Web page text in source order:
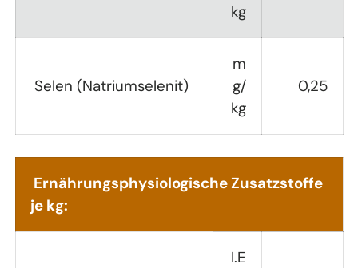
kg
Selen (Natriumselenit)
m
g/
kg
0,25
Ernährungsphysiologische Zusatzstoffe
je kg:
I.E